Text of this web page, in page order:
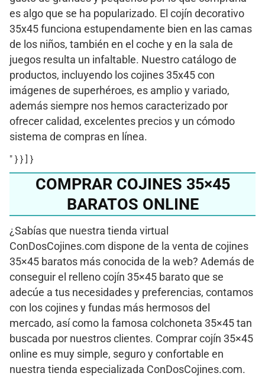
es algo que se ha popularizado. El cojín decorativo
35x45 funciona estupendamente bien en las camas
de los niños, también en el coche y en la sala de
juegos resulta un infaltable. Nuestro catálogo de
productos, incluyendo los cojines 35x45 con
imágenes de superhéroes, es amplio y variado,
además siempre nos hemos caracterizado por
ofrecer calidad, excelentes precios y un cómodo
sistema de compras en línea.
" } } ] }
COMPRAR COJINES 35×45
BARATOS ONLINE
¿Sabías que nuestra tienda virtual
ConDosCojines.com dispone de la venta de cojines
35×45 baratos más conocida de la web? Además de
conseguir el relleno cojín 35×45 barato que se
adecúe a tus necesidades y preferencias, contamos
con los cojines y fundas más hermosos del
mercado, así como la famosa colchoneta 35×45 tan
buscada por nuestros clientes. Comprar cojín 35×45
online es muy simple, seguro y confortable en
nuestra tienda especializada ConDosCojines.com.